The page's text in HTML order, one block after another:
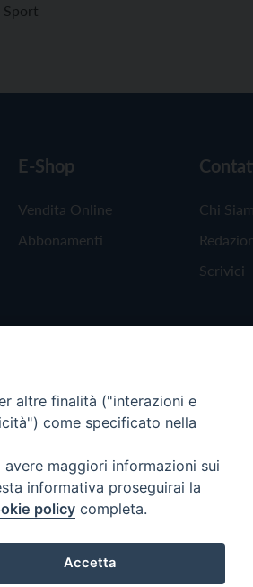
Sport
E-Shop
Vendita Online
Abbonamenti
Chi
Scrivici
altre finalità ("interazioni e
come specificato nella
maggiori informazioni sui
informativa proseguirai la
policy completa.
Accetta